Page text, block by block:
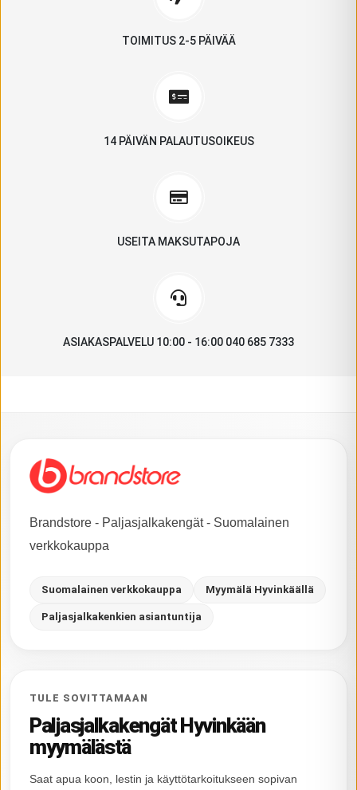
TOIMITUS 2-5 PÄIVÄÄ
14 PÄIVÄN PALAUTUSOIKEUS
USEITA MAKSUTAPOJA
ASIAKASPALVELU 10:00 - 16:00 040 685 7333
Brandstore - Paljasjalkakengät - Suomalainen
verkkokauppa
Suomalainen verkkokauppa Myymälä Hyvinkäällä
Paljasjalkakenkien asiantuntija
TULE SOVITTAMAAN
Paljasjalkakengät Hyvinkään
myymälästä
Saat apua koon, lestin ja käyttötarkoitukseen sopivan